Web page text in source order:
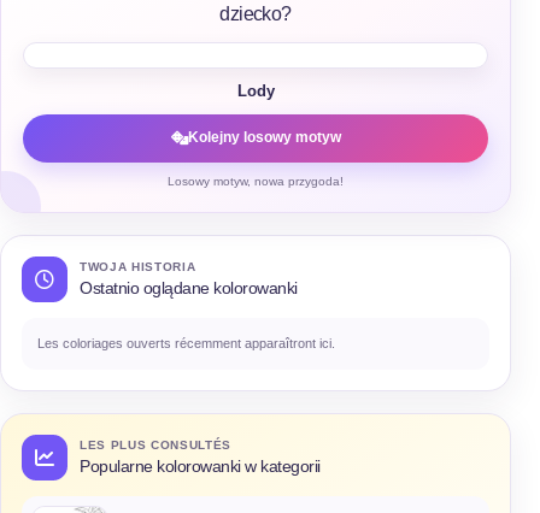
dziecko?
Lody
Kolejny losowy motyw
Losowy motyw, nowa przygoda!
TWOJA HISTORIA
Ostatnio oglądane kolorowanki
Les coloriages ouverts récemment apparaîtront ici.
LES PLUS CONSULTÉS
Popularne kolorowanki w kategorii